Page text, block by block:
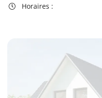
En cochant cette case, vous
l'adresse email indiqué ci-dessus.
utilisant le formulaire de désinscription
 Horaires :